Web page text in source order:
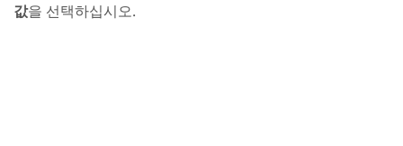
값을 선택하십시오.